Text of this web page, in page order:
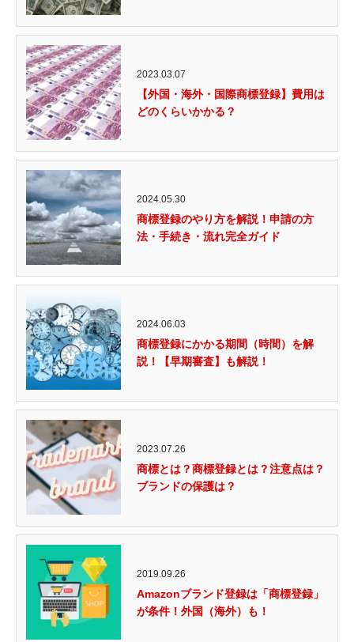
2023.03.07
【外国・海外・国際商標登録】費用は
どのくらいかかる？
2024.05.30
商標登録のやり方を解説！申請の方
法・手続き・流れ完全ガイド
2024.06.03
商標登録にかかる期間（時間）を解
説！【早期審査】も解説！
2023.07.26
商標とは？商標登録とは？注意点は？
ブランドの保護は？
2019.09.26
Amazonブランド登録は「商標登録」
が条件！外国（海外）も！